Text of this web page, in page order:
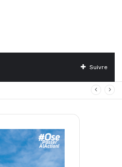
Suivre